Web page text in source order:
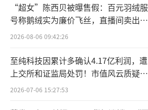
白鲜萃活性工艺”，这是全
从鲜奶中低温提取优质蛋白
乳蛋白等核心营养的天然活
然、更纯净、更高活性。
在人体必需的酪蛋白提取
“超女”陈西贝被曝售假：百元羽绒服
号称鹅绒实为廉价飞丝，直播间卖出超
百万元
2026-08-06 09:42:26
至纯科技因累计多确认4.17亿利润，遭
上交所和证监局处罚！市值风云质疑其
财务问题，遭巨额索赔！
2026-07-06 15:27:53